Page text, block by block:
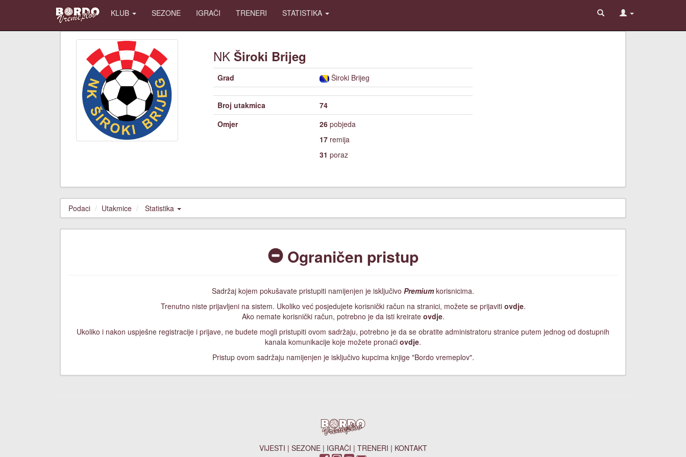
KLUB SEZONE IGRAČI TRENERI STATISTIKA
NK Široki Brijeg
Grad Široki Brijeg
Broj utakmica
74
Omjer
26 pobjeda
17 remija
31 poraz
Podaci Utakmice Statistika
Ograničen pristup
Sadržaj kojem pokušavate pristupiti namijenjen je isključivo Premiumkorisnicima.
Trenutno niste prijavljeni na sistem. Ukoliko već posjedujete korisnički račun na stranici, možete se prijaviti ovdje.
Ako nemate korisnički račun, potrebno je da isti kreirate ovdje.
Ukoliko i nakon uspješne registracije i prijave, ne budete mogli pristupiti ovom sadržaju, potrebno je da se obratite administratoru stranice putem jednog od dostupnih
kanala komunikacije koje možete pronaći ovdje.
Pristup ovom sadržaju namijenjen je isključivo kupcima knjige "Bordo vremeplov".
VIJESTI | SEZONE| IGRAČI | TRENERI | KONTAKT